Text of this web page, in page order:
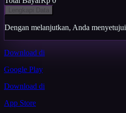
Dengan melanjutkan, Anda menyetujui
Download di
Google Play
Download di
App Store